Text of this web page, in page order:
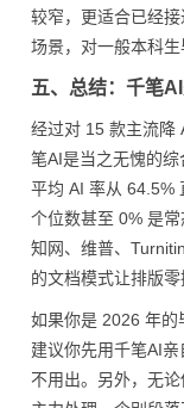
较窄，更适合已经
场景，对一般本科生
五、总结：千笔
经过对 15 款主流
笔AI是当之无愧的
平均 AI 率从 64.5%
个位数甚至 0% 是常
知网、维普、
的文档模式让排版
如果你是 2026 年的
建议你先用千笔AI
不用出。另外，无